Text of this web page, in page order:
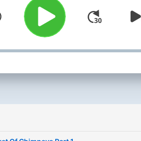
transformed into a
audio experience! Join
Anthony Cade, an
unsuspecting drifter,
conspiracy at the
web of international
and shocking secrets